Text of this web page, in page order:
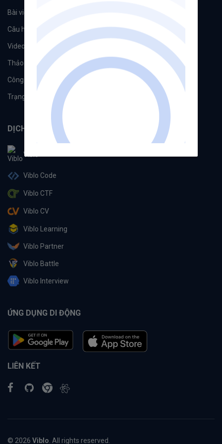
Bài viết
Câu hỏi Tags
Videos
Thảo luận Đề xuất hệ thống
Công cụ Machine Learning
Trạng thái hệ thống
DỊCH VỤ
Viblo
Viblo Code
Viblo CTF
Viblo CV
Viblo Learning
Viblo Partner
Viblo Battle
Viblo Interview
ỨNG DỤNG DI ĐỘNG
LIÊN KẾT
© 2026 Viblo . All rights reserved.